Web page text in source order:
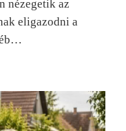
nézegetik az
eligazodni a